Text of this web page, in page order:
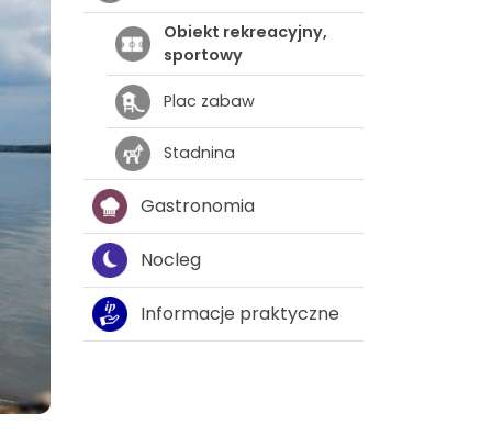
Obiekt rekreacyjny,
sportowy
Plac zabaw
Stadnina
Gastronomia
Nocleg
Informacje praktyczne